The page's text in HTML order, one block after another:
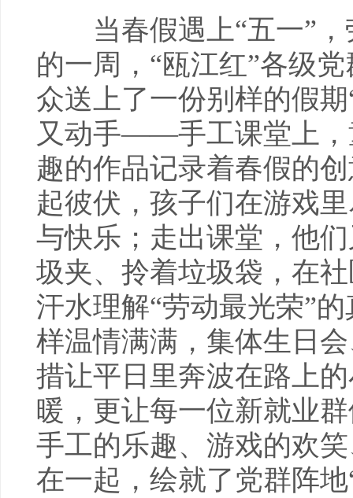
当春假遇上“五一”，
的一周，“瓯江红”各级
众送上了一份别样的假
又动手——手工课堂上，
趣的作品记录着春假的
起彼伏，孩子们在游戏
与快乐；走出课堂，他
圾夹、拎着垃圾袋，在
汗水理解“劳动最光荣”
样温情满满，集体生日
措让平日里奔波在路上
暖，更让每一位新就业
手工的乐趣、游戏的欢
在一起，绘就了党群阵